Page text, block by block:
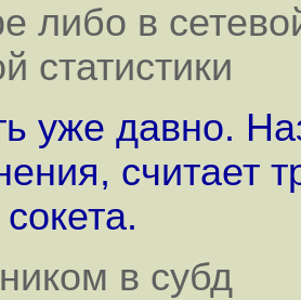
либо в
статистики
уже давно.
считает
в субд